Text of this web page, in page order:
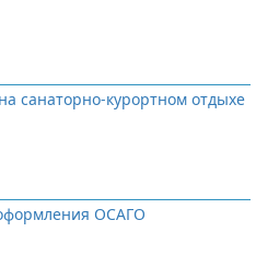
санаторно-курортном отдыхе
ОСАГО